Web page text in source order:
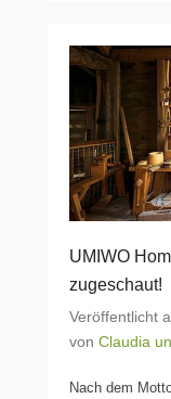
UMIWO
zugeschaut!
Veröffentlicht
von Claudia
Nach dem